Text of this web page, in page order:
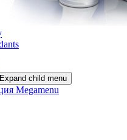
Expand child menu
Megamenu